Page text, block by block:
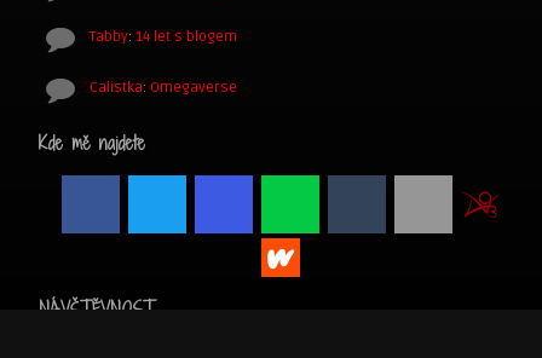
Tabby: 14 let s blogem
Calistka: Omegaverse
Kde mě najdete
NÁVŠTĚVNOST